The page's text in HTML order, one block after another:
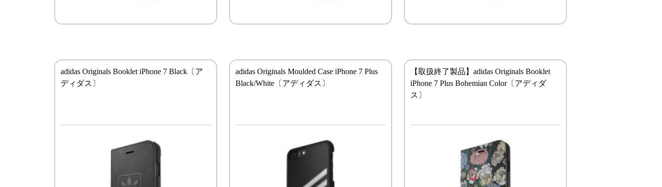
adidas Originals Booklet iPhone 7 Black〔ア
ディダス〕
adidas Originals Moulded Case iPhone 7 Plus
Black/White〔アディダス〕
【取扱終了製品】adidas Originals Booklet
iPhone 7 Plus Bohemian Color〔アディダ
ス〕